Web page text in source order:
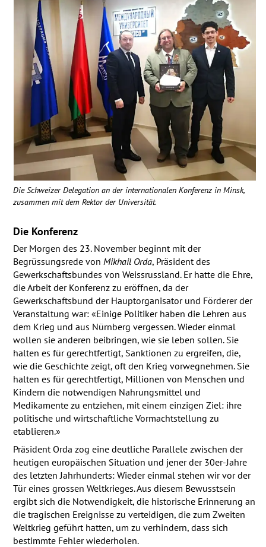
Die Schweizer Delegation an der internationalen Konferenz in Minsk,
zusammen mit dem Rektor der Universität.
Die Konferenz
Der Morgen des 23. November beginnt mit der
Begrüssungsrede von Mikhail Orda, Präsident des
Gewerkschaftsbundes von Weissrussland. Er hatte die Ehre,
die Arbeit der Konferenz zu eröffnen, da der
Gewerkschaftsbund der Hauptorganisator und Förderer der
Veranstaltung war: «Einige Politiker haben die Lehren aus
dem Krieg und aus Nürnberg vergessen. Wieder einmal
wollen sie anderen beibringen, wie sie leben sollen. Sie
halten es für gerechtfertigt, Sanktionen zu ergreifen, die,
wie die Geschichte zeigt, oft den Krieg vorwegnehmen. Sie
halten es für gerechtfertigt, Millionen von Menschen und
Kindern die notwendigen Nahrungsmittel und
Medikamente zu entziehen, mit einem einzigen Ziel: ihre
politische und wirtschaftliche Vormachtstellung zu
etablieren.»
Präsident Orda zog eine deutliche Parallele zwischen der
heutigen europäischen Situation und jener der 30er-Jahre
des letzten Jahrhunderts: Wieder einmal stehen wir vor der
Tür eines grossen Weltkrieges. Aus diesem Bewusstsein
ergibt sich die Notwendigkeit, die historische Erinnerung an
die tragischen Ereignisse zu verteidigen, die zum Zweiten
Weltkrieg geführt hatten, um zu verhindern, dass sich
bestimmte Fehler wiederholen.